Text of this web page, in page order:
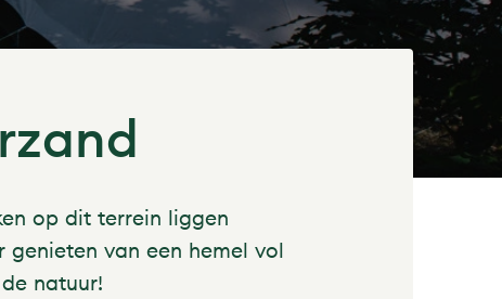
op dit terrein liggen
van een hemel vol
natuur!